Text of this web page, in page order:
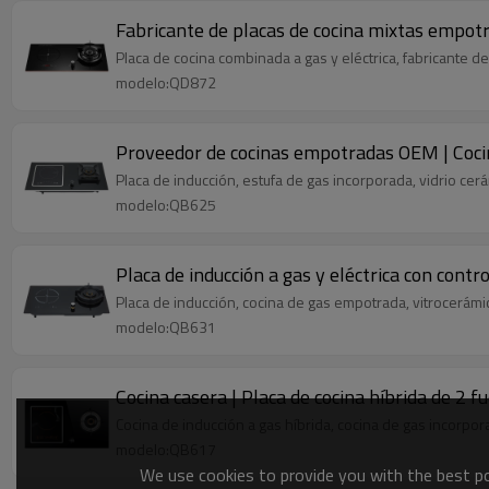
Fabricante de placas de cocina mixtas
Placa de cocina combinada a gas y eléctrica, fabricante
modelo:QD872
Proveedor de cocinas empotradas OEM |
Placa de inducción, estufa de gas incorporada, vidrio
modelo:QB625
Placa de inducción a gas y eléctrica con
Placa de inducción, cocina de gas empotrada,
modelo:QB631
Cocina casera | Placa de cocina híbrida de 2
We use cookies to provide you with the best